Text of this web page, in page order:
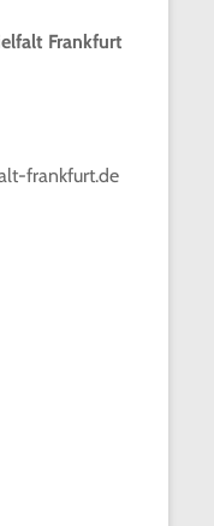
Frankfurt
frankfurt.de